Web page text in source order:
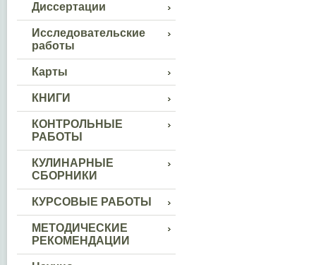
Диссертации
Исследовательские
работы
Карты
КНИГИ
КОНТРОЛЬНЫЕ
РАБОТЫ
КУЛИНАРНЫЕ
СБОРНИКИ
КУРСОВЫЕ РАБОТЫ
МЕТОДИЧЕСКИЕ
РЕКОМЕНДАЦИИ